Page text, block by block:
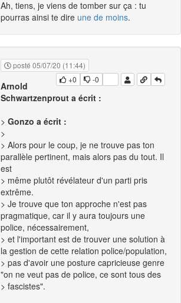
Ah, tiens, je viens de tomber sur ça : tu
pourras ainsi te dire une de moins.
posté 05/07/20 (11:44)
+0
-0
Arnold
Schwartzenprout a écrit :
> Gonzo a écrit :
>
> Alors pour le coup, je ne trouve pas ton
parallèle pertinent, mais alors pas du tout. Il
est
> même plutôt révélateur d'un parti pris
extrême.
> Je trouve que ton approche n'est pas
pragmatique, car il y aura toujours une
police, nécessairement,
> et l'important est de trouver une solution à
la gestion de cette relation police/population,
> pas d'avoir une posture capricieuse genre
"on ne veut pas de police, ce sont tous des
> fascistes".